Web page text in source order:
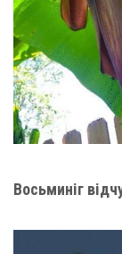
Восьминіг